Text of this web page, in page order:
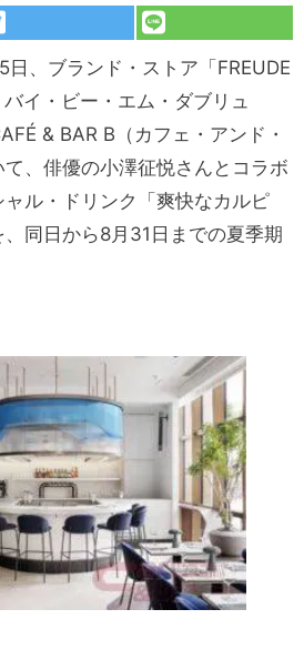
、ブランド・ストア「FREUDE
イ・ビー・エム・ダブリュ
& BAR B（カフェ・アンド・
、俳優の小澤征悦さんとコラボ
ル・ドリンク「爽快なカルピ
同日から8月31日までの夏季期